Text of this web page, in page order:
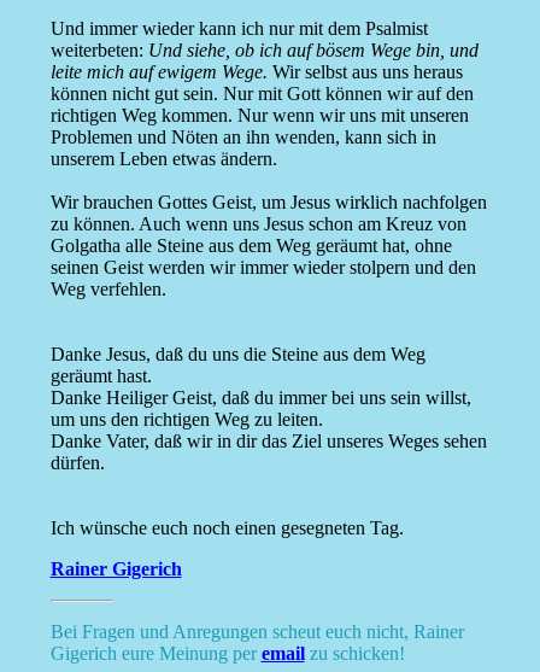
Und immer wieder kann ich nur mit dem Psalmist
weiterbeten: Und siehe, ob ich auf bösem Wege bin, und
leite mich auf ewigem Wege. Wir selbst aus uns heraus
können nicht gut sein. Nur mit Gott können wir auf den
richtigen Weg kommen. Nur wenn wir uns mit unseren
Problemen und Nöten an ihn wenden, kann sich in
unserem Leben etwas ändern.
Wir brauchen Gottes Geist, um Jesus wirklich nachfolgen
zu können. Auch wenn uns Jesus schon am Kreuz von
Golgatha alle Steine aus dem Weg geräumt hat, ohne
seinen Geist werden wir immer wieder stolpern und den
Weg verfehlen.
Danke Jesus, daß du uns die Steine aus dem Weg
geräumt hast.
Danke Heiliger Geist, daß du immer bei uns sein willst,
um uns den richtigen Weg zu leiten.
Danke Vater, daß wir in dir das Ziel unseres Weges sehen
dürfen.
Ich wünsche euch noch einen gesegneten Tag.
Rainer Gigerich
Bei Fragen und Anregungen scheut euch nicht, Rainer
Gigerich eure Meinung peremailzu schicken!